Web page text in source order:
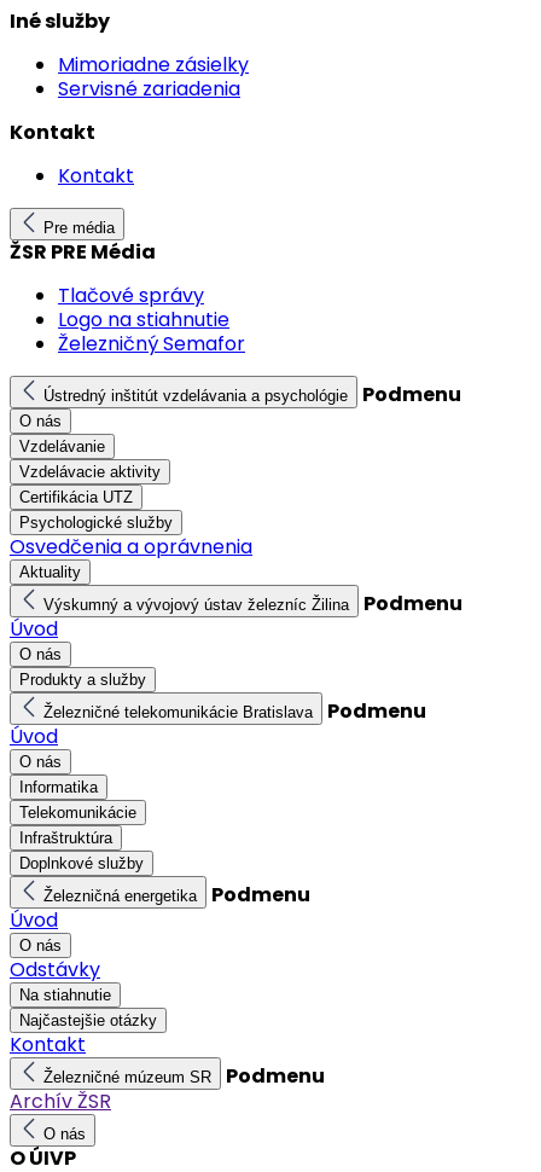
Iné služby
Mimoriadne zásielky
Servisné zariadenia
Kontakt
Kontakt
Pre média
ŽSR PRE Média
Tlačové správy
Logo na stiahnutie
Železničný Semafor
Ústredný inštitút vzdelávania a psychológie Podmenu
O nás
Vzdelávanie
Vzdelávacie aktivity
Certifikácia UTZ
Psychologické služby
Osvedčenia a oprávnenia
Aktuality
Výskumný a vývojový ústav železníc Žilina
Podmenu
Úvod
O nás
Produkty a služby
Železničné telekomunikácie Bratislava
Podmenu
Úvod
O nás
Informatika
Telekomunikácie
Infraštruktúra
Doplnkové služby
Železničná energetika
Podmenu
Úvod
O nás
Odstávky
Na stiahnutie
Najčastejšie otázky
Kontakt
Železničné múzeum SR
Podmenu
Archív ŽSR
O nás
O ÚIVP